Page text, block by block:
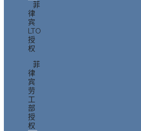
菲
律
宾
LTO
授
权
菲
律
宾
劳
工
部
授
权